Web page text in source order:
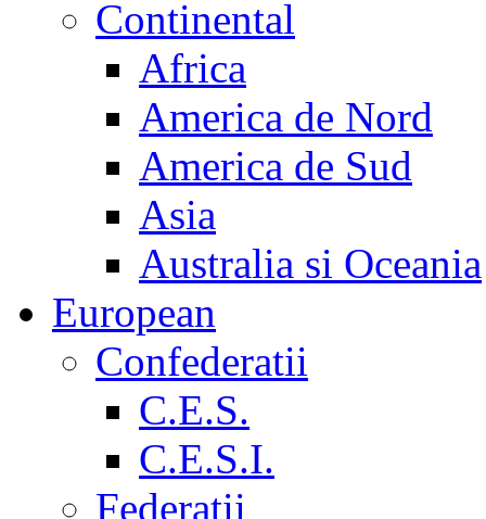
Continental
Africa
America de Nord
America de Sud
Asia
Australia si Oceania
European
Confederatii
C.E.S.
C.E.S.I.
Federatii